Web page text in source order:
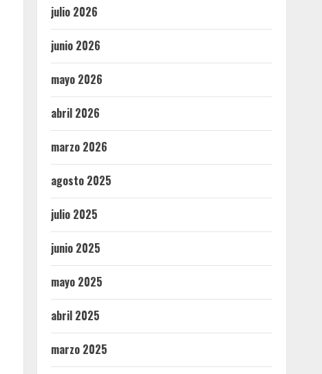
julio 2026
junio 2026
mayo 2026
abril 2026
marzo 2026
agosto 2025
julio 2025
junio 2025
mayo 2025
abril 2025
marzo 2025